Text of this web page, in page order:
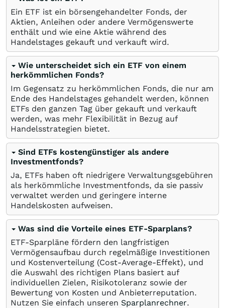
Ein ETF ist ein börsengehandelter Fonds, der
Aktien, Anleihen oder andere Vermögenswerte
enthält und wie eine Aktie während des
Handelstages gekauft und verkauft wird.
Wie unterscheidet sich ein ETF von einem
herkömmlichen Fonds?
Im Gegensatz zu herkömmlichen Fonds, die nur am
Ende des Handelstages gehandelt werden, können
ETFs den ganzen Tag über gekauft und verkauft
werden, was mehr Flexibilität in Bezug auf
Handelsstrategien bietet.
Sind ETFs kostengünstiger als andere
Investmentfonds?
Ja, ETFs haben oft niedrigere Verwaltungsgebühren
als herkömmliche Investmentfonds, da sie passiv
verwaltet werden und geringere interne
Handelskosten aufweisen.
Was sind die Vorteile eines ETF-Sparplans?
ETF-Sparpläne fördern den langfristigen
Vermögensaufbau durch regelmäßige Investitionen
und Kostenverteilung (Cost-Average-Effekt), und
die Auswahl des richtigen Plans basiert auf
individuellen Zielen, Risikotoleranz sowie der
Bewertung von Kosten und Anbieterreputation.
Nutzen Sie einfach unseren Sparplanrechner.